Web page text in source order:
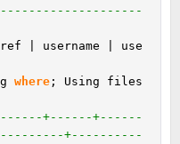
| username | use
where ; Using files
+------+------
+----------